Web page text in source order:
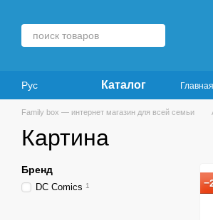
Рус Каталог Главная
Family box — интернет магазин для всей семьи
Картина
Бренд
DC Comics 1